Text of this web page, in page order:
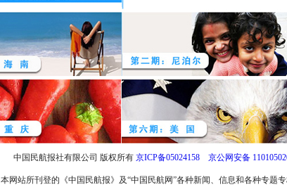
中国民航报社有限公司 版权所有 京ICP备05024158 京公网安备
本网站所刊登的《中国民航报》及“中国民航网”各种新闻、信息和各种专题